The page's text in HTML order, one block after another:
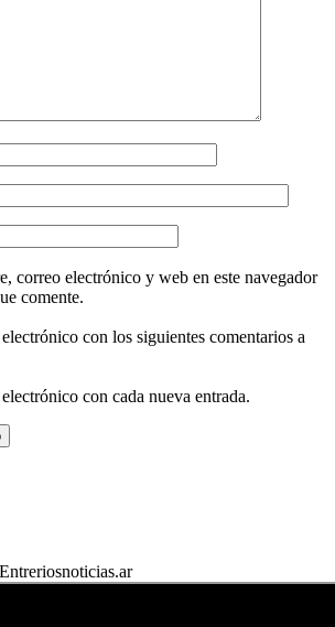
correo electrónico y web en este navegador
comente.
con los siguientes comentarios a
con cada nueva entrada.